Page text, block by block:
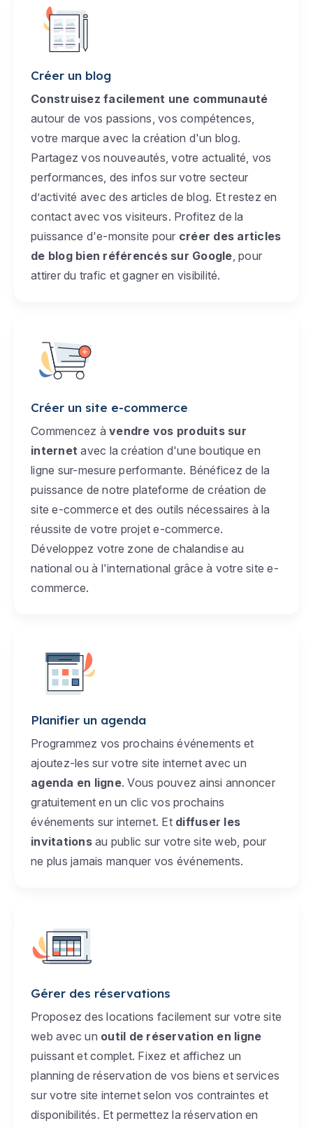
Créer un blog
Construisez facilement une communauté
autour de vos passions, vos compétences,
votre marque avec la création d'un blog.
Partagez vos nouveautés, votre actualité, vos
performances, des infos sur votre secteur
d’activité avec des articles de blog. Et restez en
contact avec vos visiteurs. Profitez de la
puissance d'e-monsite pour créer des articles
de blog bien référencés sur Google , pour
attirer du trafic et gagner en visibilité.
Créer un site e-commerce
Commencez à vendre vos produits sur
internet avec la création d'une boutique en
ligne sur-mesure performante. Bénéficez de la
puissance de notre plateforme de création de
site e-commerce et des outils nécessaires à la
réussite de votre projet e-commerce.
Développez votre zone de chalandise au
national ou à l'international grâce à votre site e-
commerce.
Planifier un agenda
Programmez vos prochains événements et
ajoutez-les sur votre site internet avec un
agenda en ligne. Vous pouvez ainsi annoncer
gratuitement en un clic vos prochains
événements sur internet. Et diffuser les
invitationsau public sur votre site web, pour
ne plus jamais manquer vos événements.
Gérer des réservations
Proposez des locations facilement sur votre site
web avec un outil de réservation en ligne
puissant et complet. Fixez et affichez un
planning de réservation de vos biens et services
sur votre site internet selon vos contraintes et
disponibilités. Et permettez la réservation en